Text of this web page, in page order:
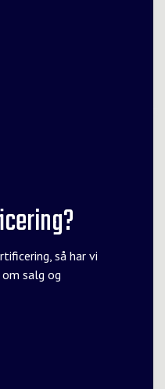
så har vi
salg og